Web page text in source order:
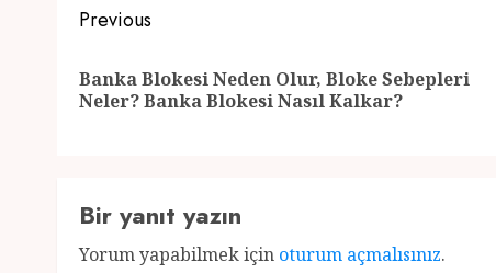
Post
navigation
Previous
Banka Blokesi Neden Olur, Bloke Sebepleri
Neler? Banka Blokesi Nasıl Kalkar?
Bir yanıt yazın
Yorum yapabilmek için oturum açmalısınız.